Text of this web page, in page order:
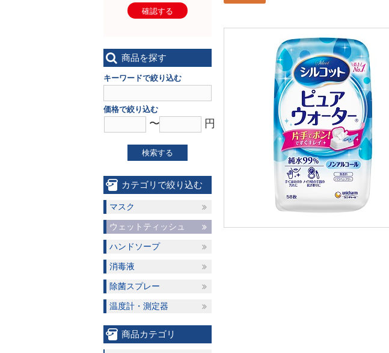
確認する
商品を探す
キーワードで絞り込む
価格で絞り込む
〜 円
検索する
カテゴリで絞り込む
マスク
ウェットティッシュ
ハンドソープ
消毒液
除菌スプレー
温度計・測定器
商品カテゴリ